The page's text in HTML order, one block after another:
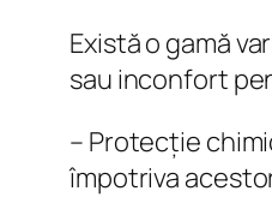
Există o gamă
sau inconfort
– Protecție
împotriva